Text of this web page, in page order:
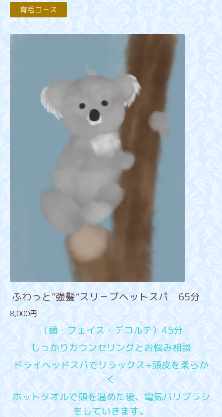
育毛コ－ス
ふわっと”強髪”スリ－プヘットスパ 65分
8,000円
（頭・フェイス・デコルテ）45分
しっかりカウンセリングとお悩み相談
ドライヘッドスパでリラックス+頭皮を柔らか
く
ホットタオルで頭を温めた後、電気バリブラシ
をしていきます。